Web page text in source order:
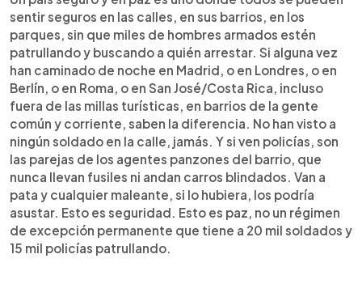
sentir seguros en las calles, en sus barrios, en los
parques, sin que miles de hombres armados estén
patrullando y buscando a quién arrestar. Si alguna vez
han caminado de noche en Madrid, o en Londres, o en
Berlín, o en Roma, o en San José/Costa Rica, incluso
fuera de las millas turísticas, en barrios de la gente
común y corriente, saben la diferencia. No han visto a
ningún soldado en la calle, jamás. Y si ven policías, son
las parejas de los agentes panzones del barrio, que
nunca llevan fusiles ni andan carros blindados. Van a
pata y cualquier maleante, si lo hubiera, los podría
asustar. Esto es seguridad. Esto es paz, no un régimen
de excepción permanente que tiene a 20 mil soldados y
15 mil policías patrullando.